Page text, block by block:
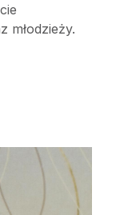
młodzieży.